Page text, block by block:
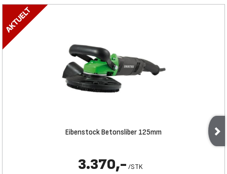
Eibenstock Betonsliber 125mm
3.370,- /STK